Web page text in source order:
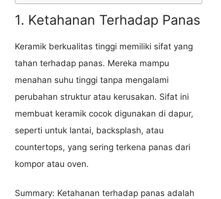
1. Ketahanan Terhadap Panas
Keramik berkualitas tinggi memiliki sifat yang
tahan terhadap panas. Mereka mampu
menahan suhu tinggi tanpa mengalami
perubahan struktur atau kerusakan. Sifat ini
membuat keramik cocok digunakan di dapur,
seperti untuk lantai, backsplash, atau
countertops, yang sering terkena panas dari
kompor atau oven.
Summary: Ketahanan terhadap panas adalah